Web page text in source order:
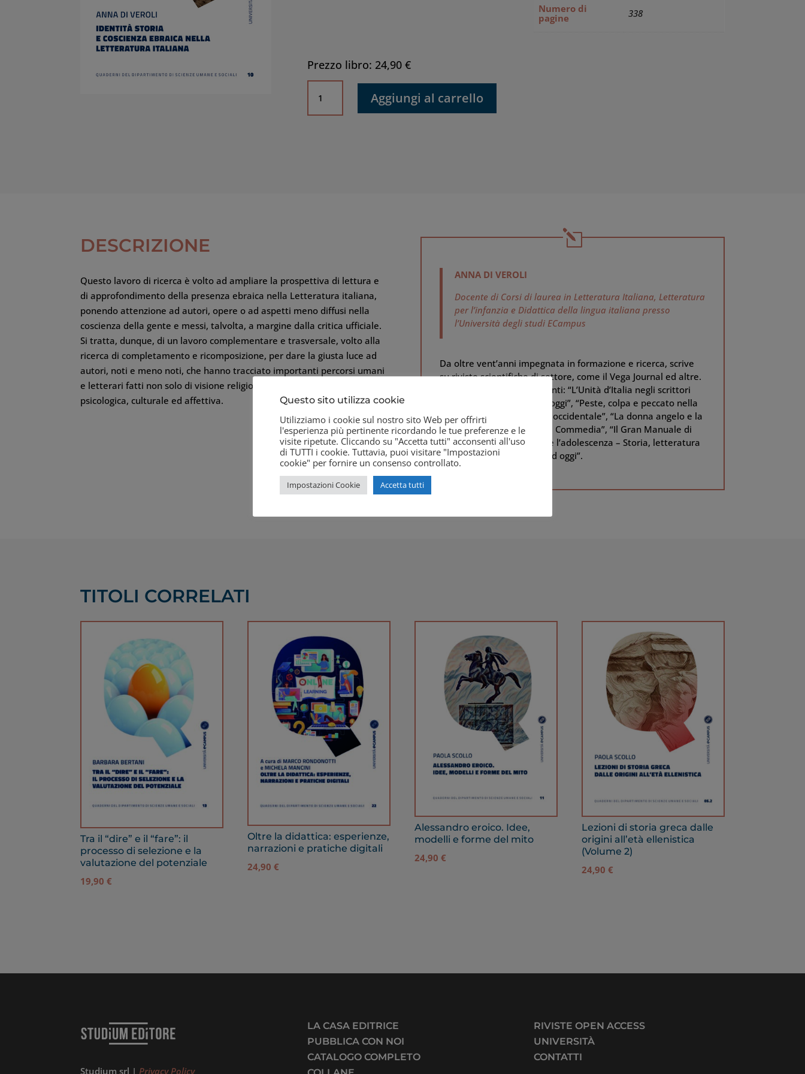
Numero di
pagine
338
Prezzo libro: 24,90 €
Identità
storia
Aggiungi al carrello
DESCRIZIONE
Questo lavoro di ricerca è volto ad ampliare la prospettiva di lettura e
di approfondimento della presenza ebraica nella Letteratura italiana,
ponendo attenzione ad autori, opere o ad aspetti meno diffusi nella
coscienza della gente e messi, talvolta, a margine dalla critica ufficiale.
Si tratta, dunque, di un lavoro complementare e trasversale, volto alla
ricerca di completamento e ricomposizione, per dare la giusta luce ad
autori, noti e meno noti, che hanno tracciato importanti percorsi umani
e letterari fatti non solo di visione religiosa, ma anche e soprattutto
psicologica, culturale ed affettiva.
ANNA DI VEROLI
Docente di Corsi di laurea in Letteratura Italiana, Letteratura
per l’infanzia e Didattica della lingua italiana presso
l’Università degli studi ECampus
Da oltre vent’anni impegnata in formazione e ricerca, scrive
su riviste scientifiche di settore, come il Vega Journal ed altre.
Tra le monografie più recenti: “L’Unità d’Italia negli scrittori
siciliani dall’Ottocento ad oggi”, “Peste, colpa e peccato nella
cultura e nella letteratura occidentale”, “La donna angelo e la
donna diavolo nella Divina Commedia”, “Il Gran Manuale di
Letteratura per l’infanzia e l’adolescenza – Storia, letteratura
e pedagogia dalle origini ad oggi”.
TITOLI CORRELATI
Tra il “dire” e il “fare”: il
processo di selezione e la
valutazione del potenziale
19,90€
Oltre la didattica: esperienze,
narrazioni e pratiche digitali
24,90€
Alessandro eroico. Idee,
modelli e forme del mito
24,90€
Lezioni di storia greca dalle
origini all’età ellenistica
(Volume 2)
24,90€
Studium srl | Privacy Policy
LA CASA EDITRICE
PUBBLICA CON NOI
CATALOGO COMPLETO
RIVISTE OPEN ACCESS
UNIVERSITÀ
CONTATTI
Questo sito utilizza cookie
Utilizziamo i cookie sul nostro sito Web per offrirti
l'esperienza più pertinente ricordando le tue preferenze e le
visite ripetute. Cliccando su "Accetta tutti" acconsenti all'uso
di TUTTI i cookie. Tuttavia, puoi visitare "Impostazioni
cookie" per fornire un consenso controllato.
Impostazioni Cookie Accetta tutti